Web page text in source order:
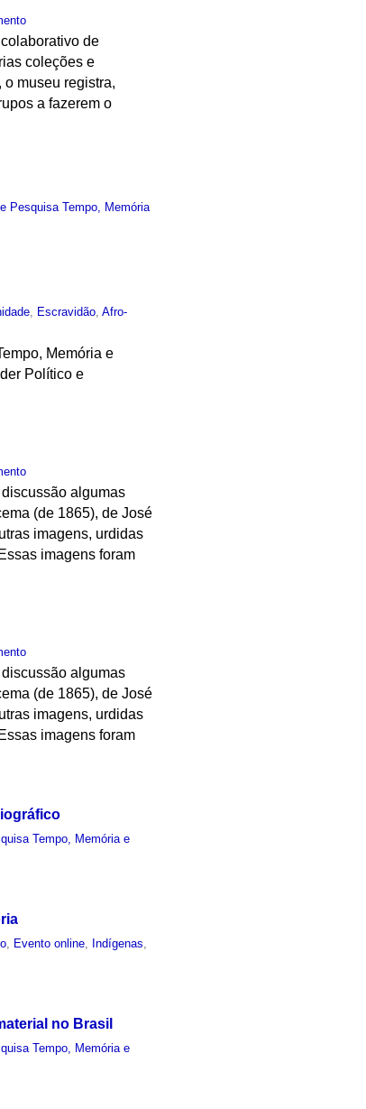
de
coleções e
museu registra,
a fazerem o
Pesquisa Tempo, Memória
, Escravidão,Afro-
Memória e
Político e
algumas
(de 1865), de José
imagens, urdidas
imagens foram
algumas
(de 1865), de José
imagens, urdidas
imagens foram
Tempo, Memória e
Evento online Indígenas
no Brasil
Tempo, Memória e